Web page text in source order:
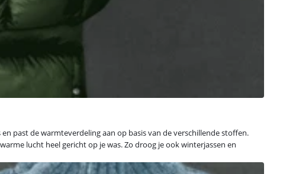
past de warmteverdeling aan op basis van de verschillende stoffen.
lucht heel gericht op je was. Zo droog je ook winterjassen en